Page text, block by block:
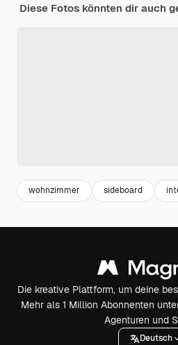
Diese Fotos könnten dir auch
wohnzimmer sideboard
Die kreative Plattform, um deine
Mehr als 1 Million Abonnenten
Agenturen und
Deutsch